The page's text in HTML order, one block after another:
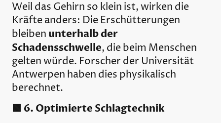
Weil das Gehirn so klein ist, wirken die
Kräfte anders: Die Erschütterungen
bleiben unterhalb der
Schadensschwelle, die beim Menschen
gelten würde. Forscher der Universität
Antwerpen haben dies physikalisch
berechnet.
🟩 6. Optimierte Schlagtechnik